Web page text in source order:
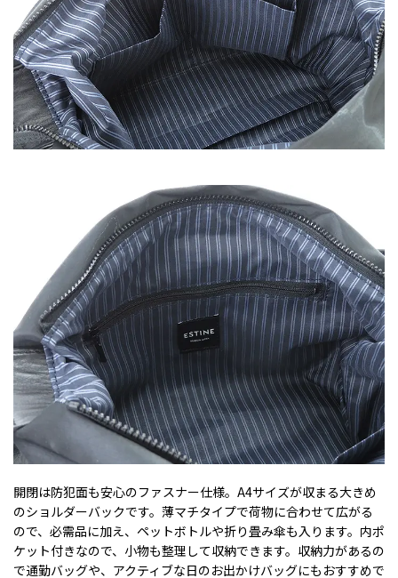
開閉は防犯面も安心のファスナー仕様。A4サイズが収まる大きめ
のショルダーバックです。薄マチタイプで荷物に合わせて広がる
ので、必需品に加え、ペットボトルや折り畳み傘も入ります。内ポ
ケット付きなので、小物も整理して収納できます。収納力があるの
で通勤バッグや、アクティブな日のお出かけバッグにもおすすめで